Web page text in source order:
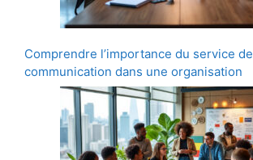
Comprendre l’importance du service de
communication dans une organisation